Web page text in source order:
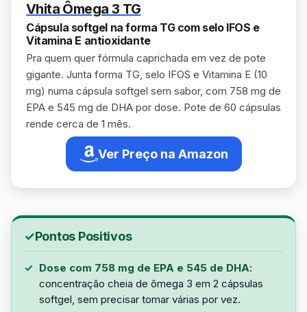
Vhita Ômega 3 TG
Cápsula softgel na forma TG com selo IFOS e
Vitamina E antioxidante
Pra quem quer fórmula caprichada em vez de pote
gigante. Junta forma TG, selo IFOS e Vitamina E (10
mg) numa cápsula softgel sem sabor, com 758 mg de
EPA e 545 mg de DHA por dose. Pote de 60 cápsulas
rende cerca de 1 mês.
Ver Preço na Amazon
Pontos Positivos
Dose com 758 mg de EPA e 545 de DHA:
concentração cheia de ômega 3 em 2 cápsulas
softgel, sem precisar tomar várias por vez.